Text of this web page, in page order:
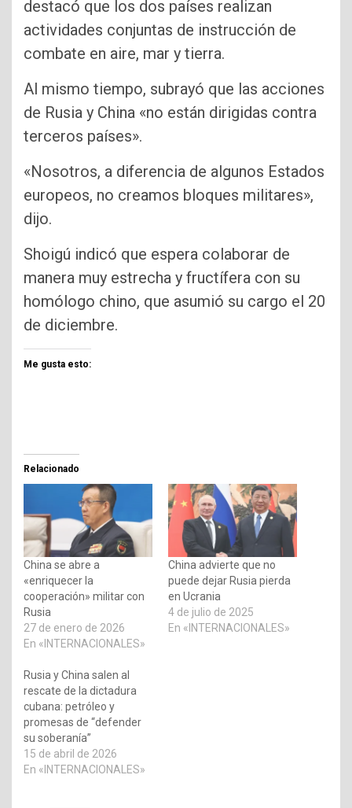
destacó que los dos países realizan
actividades conjuntas de instrucción de
combate en aire, mar y tierra.
Al mismo tiempo, subrayó que las acciones
de Rusia y China «no están dirigidas contra
terceros países».
«Nosotros, a diferencia de algunos Estados
europeos, no creamos bloques militares»,
dijo.
Shoigú indicó que espera colaborar de
manera muy estrecha y fructífera con su
homólogo chino, que asumió su cargo el 20
de diciembre.
Me gusta esto:
Relacionado
China se abre a
«enriquecer la
cooperación» militar con
Rusia
27 de enero de 2026
En «INTERNACIONALES»
China advierte que no
puede dejar Rusia pierda
en Ucrania
4 de julio de 2025
En «INTERNACIONALES»
Rusia y China salen al
rescate de la dictadura
cubana: petróleo y
promesas de “defender
su soberanía”
15 de abril de 2026
En «INTERNACIONALES»